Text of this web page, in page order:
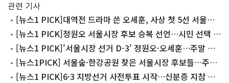
관련 기사
[뉴스1 PICK]대역전 드라마 쓴 오세훈, 사상 첫 5선 서울시
장 신화
[뉴스1 PICK]정원오 서울시장 후보 승복 선언…시민 선택 겸
허히 받들겠다
[뉴스1 PICK]'서울시장 선거 D-3' 정원오·오세훈…주말 막
바지 유세 '총력전'
[뉴스1PICK] 서울숲·한강공원 찾은 서울시장 후보들…주말
표심 잡기 총력
[뉴스1 PICK]6·3 지방선거 사전투표 시작…신분증 지참 필